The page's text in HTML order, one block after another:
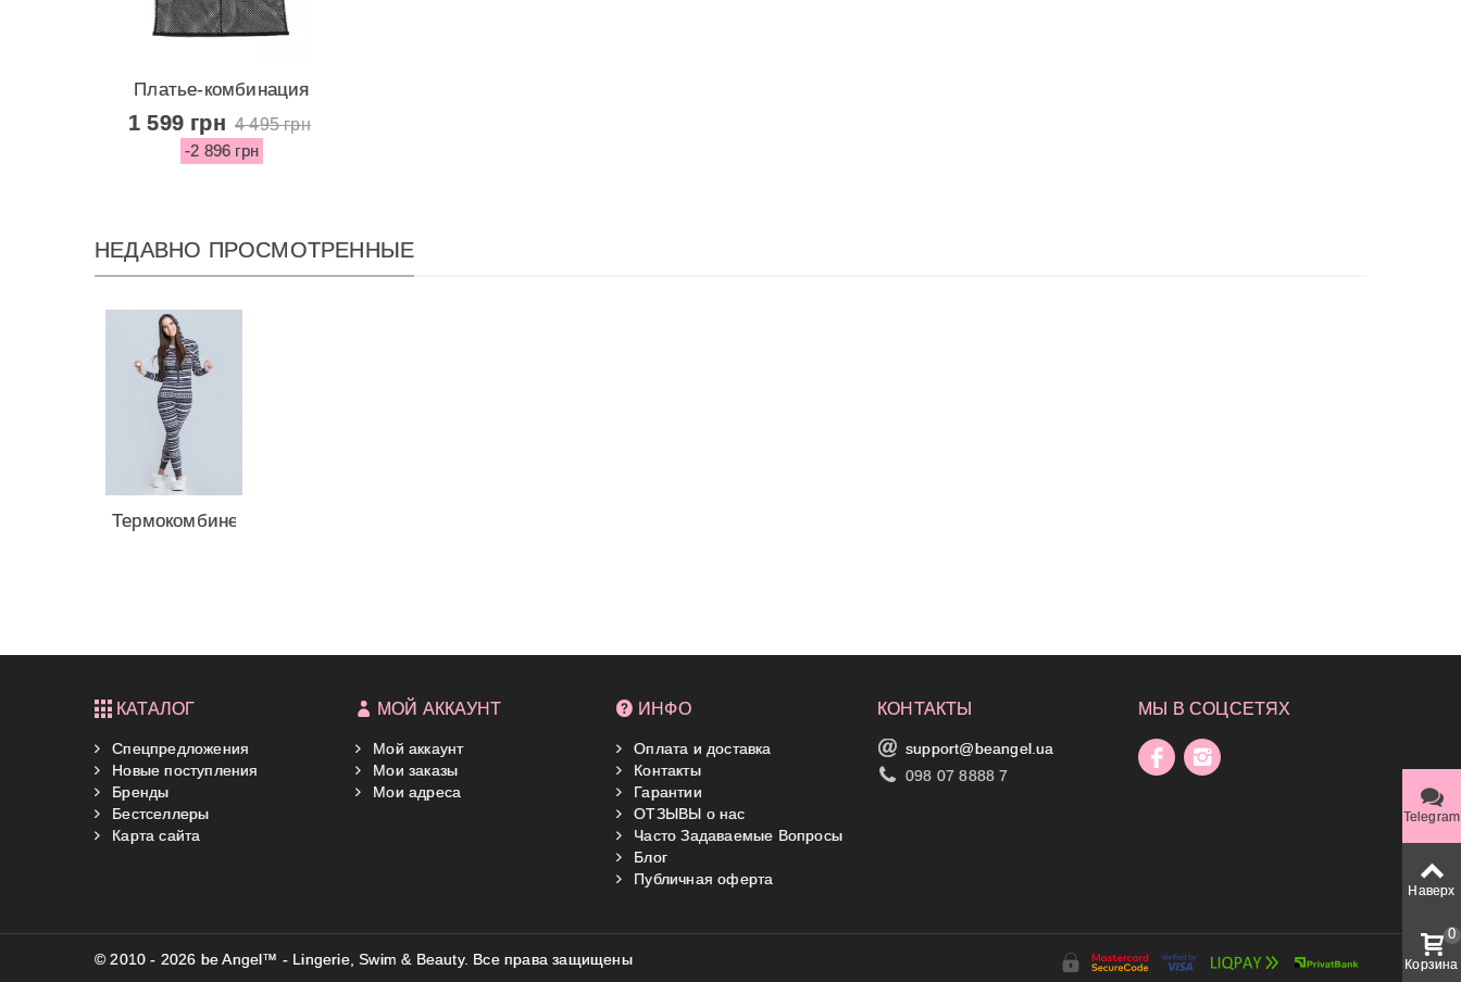
Платье-комбинация
Sheer Mesh...
1 599 грн 4 495 грн
-2 896 грн
НЕДАВНО ПРОСМОТРЕННЫЕ
Термокомбинезончик
КАТАЛОГ
Спецпредложения
Новые поступления
Бренды
Бестселлеры
Карта сайта
МОЙ АККАУНТ
Мой аккаунт
Мои заказы
Мои адреса
ИНФО
Оплата и доставка
Контакты
Гарантии
ОТЗЫВЫ о нас
Часто Задаваемые Вопросы
Блог
Публичная оферта
КОНТАКТЫ
support@beangel.ua
098 07 8888 7
МЫ В СОЦСЕТЯХ
© 2010 - 2026 be Angel™ - Lingerie, Swim & Beauty. Все права защищены
Telegram
Наверх
Корзина
0